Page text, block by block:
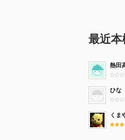
最近本
熱田
ひな
くま